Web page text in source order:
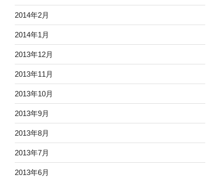
2014年2月
2014年1月
2013年12月
2013年11月
2013年10月
2013年9月
2013年8月
2013年7月
2013年6月